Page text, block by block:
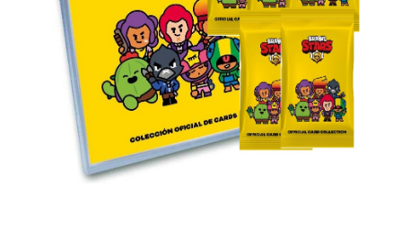
Ceuta y Melilla
populares
Nuestros